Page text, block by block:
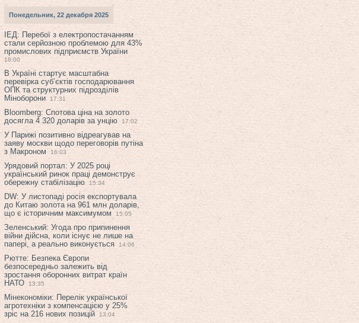
Понедельник, 22 декабря 2025
ІЕД: Перебої з електропостачанням
стали серйозною проблемою для 43%
промислових підприємств України
18:00
В Україні стартує масштабна
перевірка суб’єктів господарювання
ОПК та структурних підрозділів
Міноборони
17:31
Bloomberg: Спотова ціна на золото
досягла 4 320 доларів за унцію
17:02
У Парижі позитивно відреагував на
заяву москви щодо переговорів путіна
з Макроном
16:03
Урядовий портал: У 2025 році
український ринок праці демонструє
обережну стабілізацію
15:34
DW: У листопаді росія експортувала
до Китаю золота на 961 млн доларів,
що є історичним максимумом
15:05
Зеленський: Угода про припинення
війни дійсна, коли існує не лише на
папері, а реально виконується
14:06
Рютте: Безпека Європи
безпосередньо залежить від
зростання оборонних витрат країн
НАТО
13:35
Мінекономіки: Перелік української
агротехніки з компенсацією у 25%
зріс на 216 нових позицій
13:04